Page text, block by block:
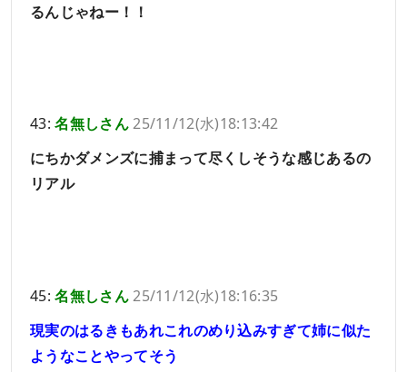
るんじゃねー！！
43:名無しさん25/11/12(水)18:13:42
にちかダメンズに捕まって尽くしそうな感じあるの
リアル
45:名無しさん25/11/12(水)18:16:35
現実のはるきもあれこれのめり込みすぎて姉に似た
ようなことやってそう